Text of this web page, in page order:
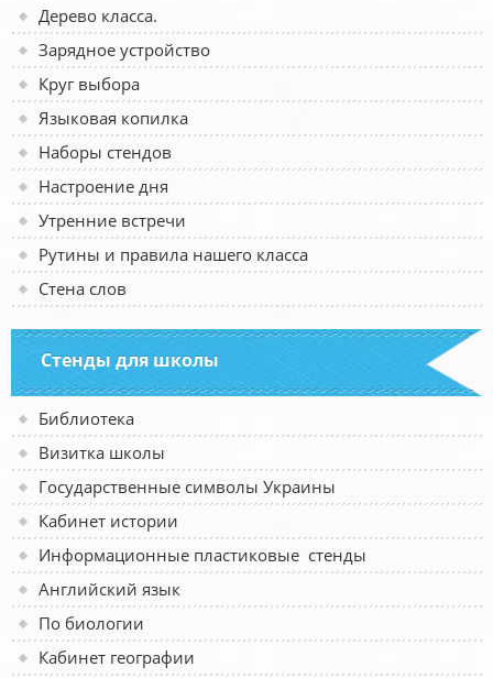
Дерево класса.
Зарядное устройство
Круг выбора
Языковая копилка
Наборы стендов
Настроение дня
Утренние встречи
Рутины и правила нашего класса
Стена слов
Стенды для школы
Библиотека
Визитка школы
Государственные символы Украины
Кабинет истории
Информационные пластиковые стенды
Английский язык
По биологии
Кабинет географии